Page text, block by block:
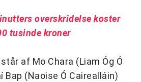
overskridelse koster
tusinde kroner
af Mo Chara (Liam Óg Ó
Bap (Naoise Ó Cairealláin)